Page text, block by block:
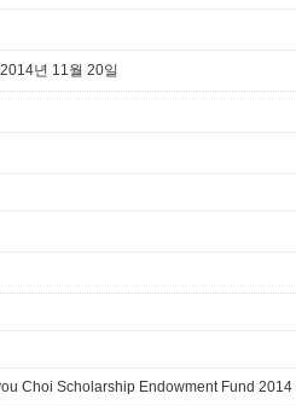
년 11월 20일
Choi Scholarship Endowment Fund 2014